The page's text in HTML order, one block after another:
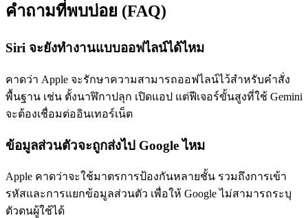
คำถามที่พบบ่อย (FAQ)
Siri จะยังทำงานแบบออฟไลน์ได้ไหม
คาดว่า Apple จะรักษาความสามารถออฟไลน์ไว้สำหรับคำสั่ง
พื้นฐาน เช่น ตั้งนาฬิกาปลุก เปิดแอป แต่ฟีเจอร์ขั้นสูงที่ใช้ Gemini
จะต้องเชื่อมต่ออินเทอร์เน็ต
ข้อมูลส่วนตัวจะถูกส่งไป Google ไหม
Apple คาดว่าจะใช้มาตรการป้องกันหลายชั้น รวมถึงการเข้า
รหัสและการแยกข้อมูลส่วนตัว เพื่อให้ Google ไม่สามารถระบุ
ตัวตนผู้ใช้ได้